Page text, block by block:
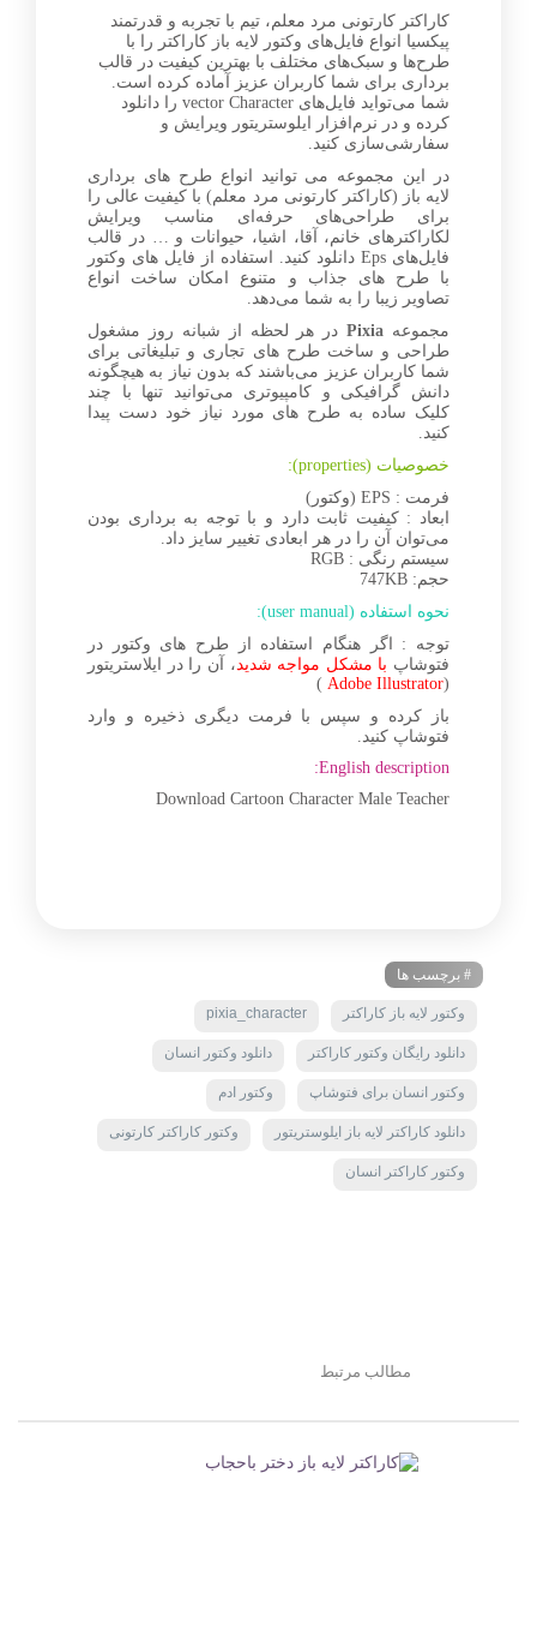
کاراکتر کارتونی مرد معلم، تیم با تجربه و قدرتمند
پیکسیا انواع فایل‌های وکتور لایه باز کاراکتر را با
طرح‌ها و سبک‌های مختلف با بهترین کیفیت در قالب
برداری برای شما کاربران عزیز آماده کرده است.
شما می‌تواید فایل‌های vector Character را دانلود
کرده و در نرم‌افزار ایلوستریتور ویرایش و
سفارشی‌سازی کنید.
در این مجموعه می توانید انواع طرح های برداری
لایه باز (کاراکتر کارتونی مرد معلم) با کیفیت عالی را
برای طراحی‌های حرفه‌ای مناسب ویرایش
لکاراکترهای خانم، آقا، اشیا، حیوانات و … در قالب
فایل‌های Eps دانلود کنید. استفاده از فایل های وکتور
با طرح های جذاب و متنوع امکان ساخت انواع
تصاویر زیبا را به شما می‌دهد.
مجموعه Pixia در هر لحظه از شبانه روز مشغول
طراحی و ساخت طرح های تجاری و تبلیغاتی برای
شما کاربران عزیز می‌باشند که بدون نیاز به هیچگونه
دانش گرافیکی و کامپیوتری می‌توانید تنها با چند
کلیک ساده به طرح های مورد نیاز خود دست پیدا
کنید.
خصوصیات (properties):
فرمت : EPS (وکتور)
ابعاد : کیفیت ثابت دارد و با توجه به برداری بودن
می‌توان آن را در هر ابعادی تغییر سایز داد.
سیستم رنگی : RGB
حجم: 747KB
نحوه استفاده (user manual):
توجه : اگر هنگام استفاده از طرح های وکتور در
فتوشاپ با مشکل مواجه شدید، آن را در ایلاستریتور
(
Adobe Illustrator
)
باز کرده و سپس با فرمت دیگری ذخیره و وارد
فتوشاپ کنید.
English description:
Download Cartoon Character Male Teacher
# برچسب ها
وکتور لایه باز کاراکتر pixia_character
دانلود رایگان وکتور کاراکتر دانلود وکتور انسان
وکتور انسان برای فتوشاپ وکتور ادم
دانلود کاراکتر لایه باز ایلوستریتور وکتور کاراکتر کارتونی
وکتور کاراکتر انسان
مطالب مرتبط